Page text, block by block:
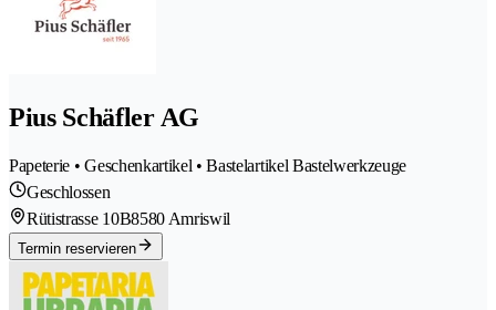
Pius Schäfler AG
Papeterie • Geschenkartikel • Bastelartikel Bastelwerkzeuge
Geschlossen
Rütistrasse 10B8580 Amriswil
Termin reservieren